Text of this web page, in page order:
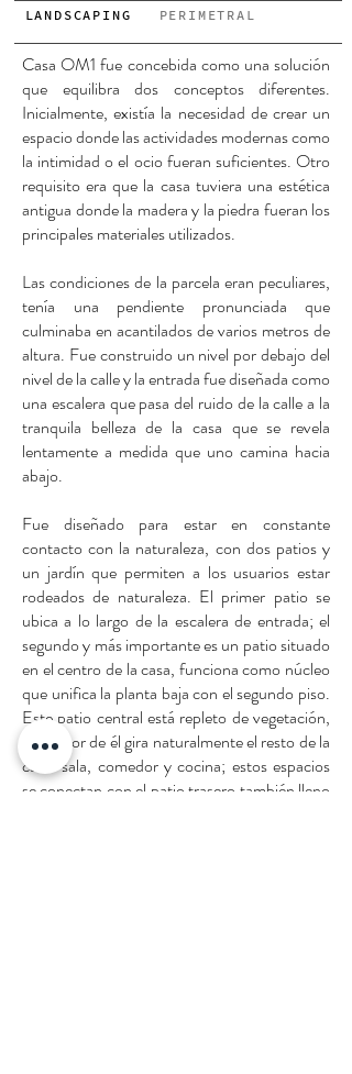
LANDSCAPING PERIMETRAL
Casa OM1 fue concebida como una solución
que equilibra dos conceptos diferentes.
Inicialmente, existía la necesidad de crear un
espacio donde las actividades modernas como
la intimidad o el ocio fueran suficientes. Otro
requisito era que la casa tuviera una estética
antigua donde la madera y la piedra fueran los
principales materiales utilizados.
Las condiciones de la parcela eran peculiares,
tenía una pendiente pronunciada que
culminaba en acantilados de varios metros de
altura. Fue construido un nivel por debajo del
nivel de la calle y la entrada fue diseñada como
una escalera que pasa del ruido de la calle a la
tranquila belleza de la casa que se revela
lentamente a medida que uno camina hacia
abajo.
Fue diseñado para estar en constante
contacto con la naturaleza, con dos patios y
un jardín que permiten a los usuarios estar
rodeados de naturaleza. El primer patio se
ubica a lo largo de la escalera de entrada; el
segundo y más importante es un patio situado
en el centro de la casa, funciona como núcleo
que unifica la planta baja con el segundo piso.
Este patio central está repleto de vegetación,
alrededor de él gira naturalmente el resto de la
casa: sala, comedor y cocina; estos espacios
se conectan con el patio trasero también lleno